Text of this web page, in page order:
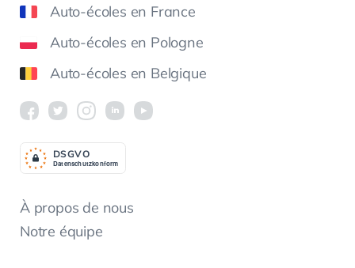
Auto-écoles en France
Auto-écoles en Pologne
Auto-écoles en Belgique
À propos de nous
Notre équipe
Datenschutzkonform
DSGVO